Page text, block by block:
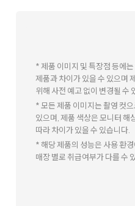
* 제품 이미지 및 특장점 등에
제품과 차이가 있을 수 있으며
위해 사전 예고 없이 변경될 수
* 모든 제품 이미지는 촬영 컷
있으며, 제품 색상은 모니터 해
따라 차이가 있을 수 있습니다.
* 해당 제품의 성능은 사용 환
매장 별로 취급여부가 다를 수